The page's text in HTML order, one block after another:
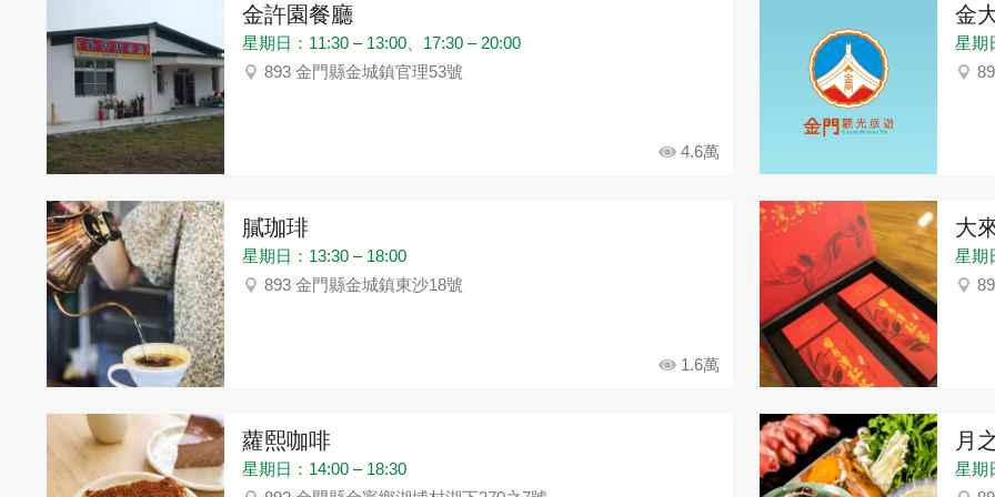
金許園餐廳
星期日：11:30 – 13:00、17:30 – 20:00
893 金門縣金城鎮官理53號
4.6萬
金
星期
膩珈琲
星期日：13:30 – 18:00
893 金門縣金城鎮東沙18號
1.6萬
大
星期
蘿熙咖啡
星期日：14:00 – 18:30
月
星期